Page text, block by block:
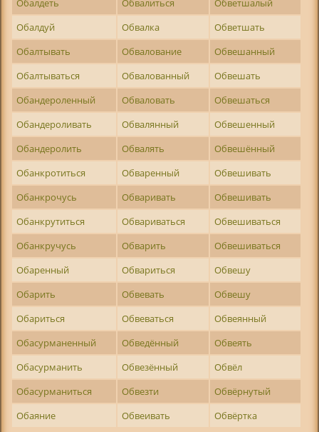
Обалдеть
Обвалиться
Обветшалый
Обалдуй
Обвалка
Обветшать
Обалтывать
Обвалование
Обвешанный
Обалтываться
Обвалованный
Обвешать
Обандероленный
Обваловать
Обвешаться
Обандероливать
Обвалянный
Обвешенный
Обандеролить
Обвалять
Обвешённый
Обанкротиться
Обваренный
Обвешивать
Обанкрочусь
Обваривать
Обвешивать
Обанкрутиться
Обвариваться
Обвешиваться
Обанкручусь
Обварить
Обвешиваться
Обаренный
Обвариться
Обвешу
Обарить
Обвевать
Обвешу
Обариться
Обвеваться
Обвеянный
Обасурманенный
Обведённый
Обвеять
Обасурманить
Обвезённый
Обвёл
Обасурманиться
Обвезти
Обвёрнутый
Обаяние
Обвеивать Обвёртка